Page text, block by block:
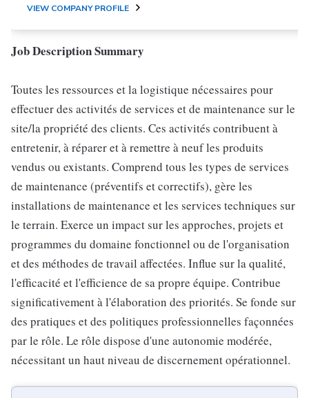
VIEW COMPANY PROFILE
Job Description Summary
Toutes les ressources et la logistique nécessaires pour
effectuer des activités de services et de maintenance sur le
site/la propriété des clients. Ces activités contribuent à
entretenir, à réparer et à remettre à neuf les produits
vendus ou existants. Comprend tous les types de services
de maintenance (préventifs et correctifs), gère les
installations de maintenance et les services techniques sur
le terrain. Exerce un impact sur les approches, projets et
programmes du domaine fonctionnel ou de l'organisation
et des méthodes de travail affectées. Influe sur la qualité,
l'efficacité et l'efficience de sa propre équipe. Contribue
significativement à l'élaboration des priorités. Se fonde sur
des pratiques et des politiques professionnelles façonnées
par le rôle. Le rôle dispose d'une autonomie modérée,
nécessitant un haut niveau de discernement opérationnel.